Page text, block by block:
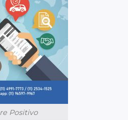
Positivo